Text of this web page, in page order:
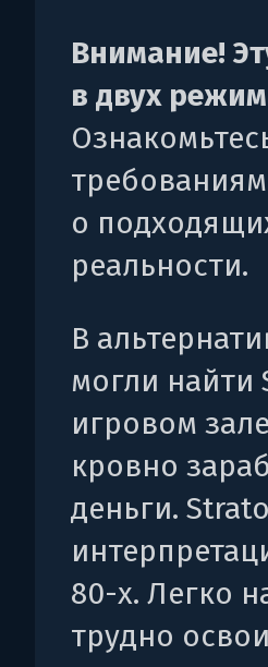
Внимание!
в двух
о
реальности.
В
могли
игровом
кровно
деньги.
80-х. Легко
трудно